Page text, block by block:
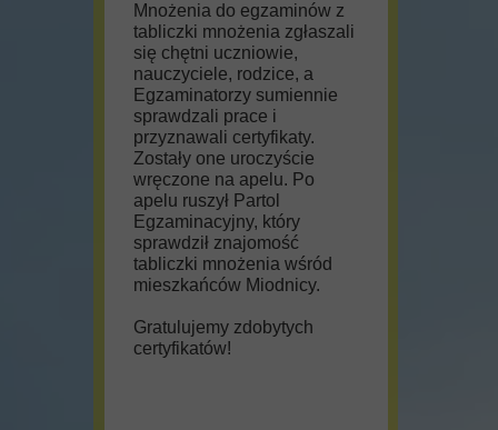
Mnożenia do egzaminów z
tabliczki mnożenia zgłaszali
się chętni uczniowie,
nauczyciele, rodzice, a
Egzaminatorzy sumiennie
sprawdzali prace i
przyznawali certyfikaty.
Zostały one uroczyście
wręczone na apelu. Po
apelu ruszył Partol
Egzaminacyjny, który
sprawdził znajomość
tabliczki mnożenia wśród
mieszkańców Miodnicy.
Gratulujemy zdobytych
certyfikatów!